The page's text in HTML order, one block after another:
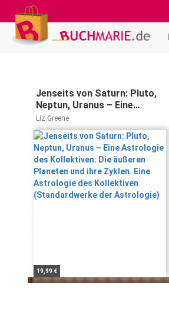
Jenseits von Saturn: Pluto,
Neptun, Uranus – Eine
Astrologie des Kollektiven:
Die äußeren Planeten und
ihre Zyklen. Eine Astrologie
des Kollektiven
(Standardwerke der
Astrologie)
Liz Greene
19,99 €